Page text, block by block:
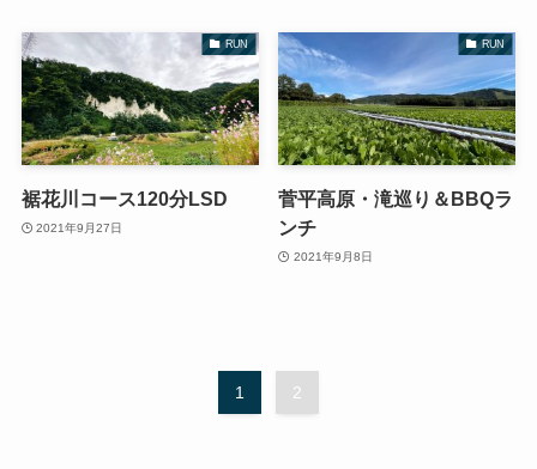
RUN
裾花川コース120分LSD
2021年9月27日
RUN
菅平高原・滝巡り＆BBQラ
ンチ
2021年9月8日
1 2